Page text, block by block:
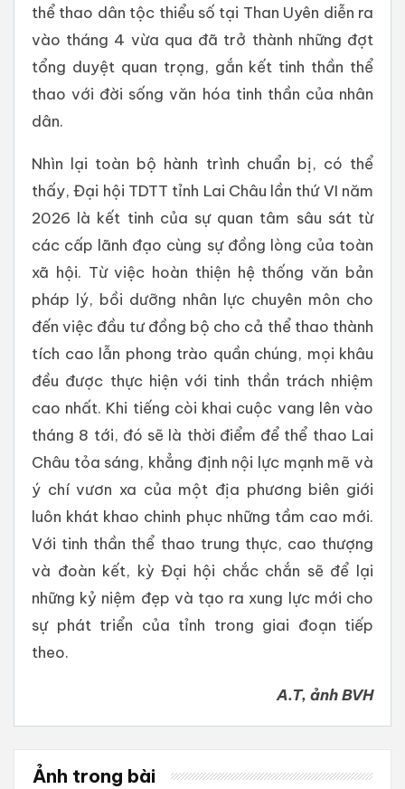
thể thao dân tộc thiểu số tại Than Uyên diễn ra
vào tháng 4 vừa qua đã trở thành những đợt
tổng duyệt quan trọng, gắn kết tinh thần thể
thao với đời sống văn hóa tinh thần của nhân
dân.
Nhìn lại toàn bộ hành trình chuẩn bị, có thể
thấy, Đại hội TDTT tỉnh Lai Châu lần thứ VI năm
2026 là kết tinh của sự quan tâm sâu sát từ
các cấp lãnh đạo cùng sự đồng lòng của toàn
xã hội. Từ việc hoàn thiện hệ thống văn bản
pháp lý, bồi dưỡng nhân lực chuyên môn cho
đến việc đầu tư đồng bộ cho cả thể thao thành
tích cao lẫn phong trào quần chúng, mọi khâu
đều được thực hiện với tinh thần trách nhiệm
cao nhất. Khi tiếng còi khai cuộc vang lên vào
tháng 8 tới, đó sẽ là thời điểm để thể thao Lai
Châu tỏa sáng, khẳng định nội lực mạnh mẽ và
ý chí vươn xa của một địa phương biên giới
luôn khát khao chinh phục những tầm cao mới.
Với tinh thần thể thao trung thực, cao thượng
và đoàn kết, kỳ Đại hội chắc chắn sẽ để lại
những kỷ niệm đẹp và tạo ra xung lực mới cho
sự phát triển của tỉnh trong giai đoạn tiếp
theo.
A.T, ảnh BVH
Ảnh trong bài